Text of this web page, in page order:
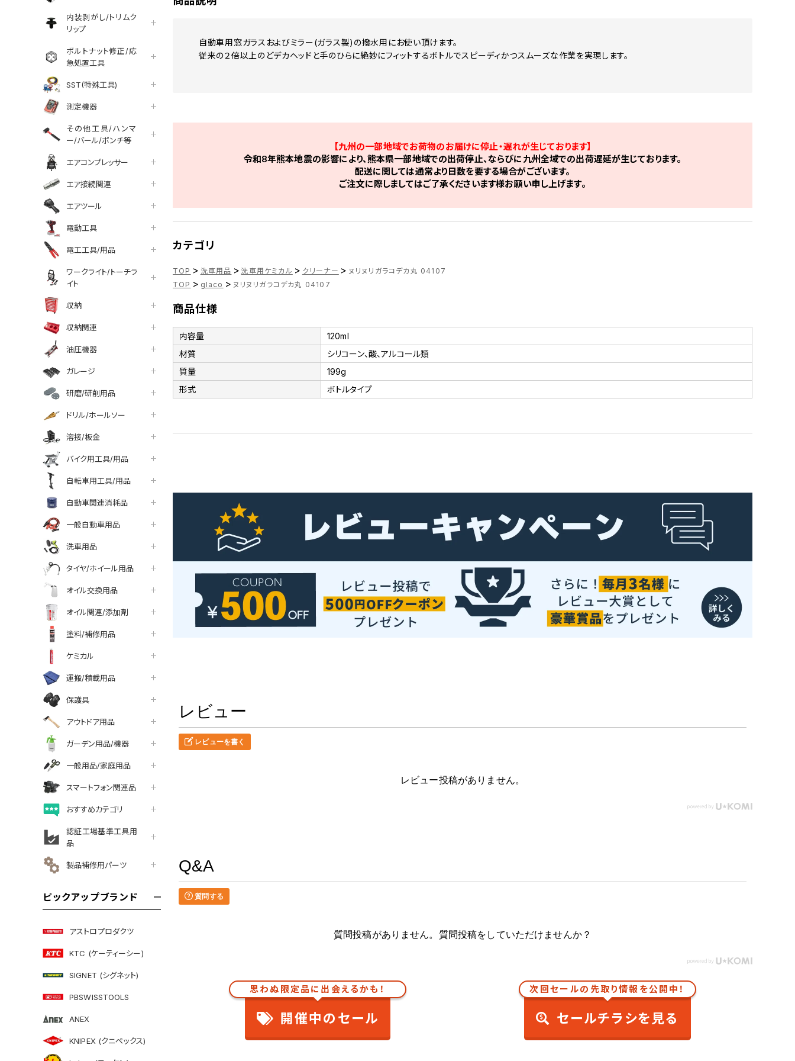
内装剥がし/トリムク
リップ
ボルトナット修正/応
急処置工具
SST(特殊工具)
測定機器
その他工具/ハンマ
ー/バール/ポンチ等
エアコンプレッサー
エア接続関連
エアツール
電動工具
電工工具/用品
ワークライト/トーチラ
イト
収納
収納関連
油圧機器
ガレージ
研磨/研削用品
ドリル/ホールソー
溶接/板金
バイク用工具/用品
自転車用工具/用品
自動車関連消耗品
一般自動車用品
洗車用品
タイヤ/ホイール用品
オイル交換用品
オイル関連/添加剤
塗料/補修用品
ケミカル
運搬/積載用品
保護具
アウトドア用品
ガーデン用品/機器
一般用品/家庭用品
スマートフォン関連品
おすすめカテゴリ
認証工場基準工具用
品
製品補修用パーツ
ピックアップブランド
アストロプロダクツ
KTC (ケーティーシー)
SIGNET (シグネット)
PBSWISSTOOLS
ANEX
KNIPEX (クニペックス)
自動車用窓ガラスおよびミラー(ガラス製)の撥水用にお使い頂けます。
従来の２倍以上のどデカヘッドと手のひらに絶妙にフィットするボトルでスピーディかつスムーズな作業を実現します。
【九州の一部地域でお荷物のお届けに停止・遅れが生じております】
令和8年熊本地震の影響により、熊本県一部地域での出荷停止、ならびに九州全域での出荷遅延が生じております。
配送に関しては通常より日数を要する場合がございます。
ご注文に際しましてはご了承くださいます様お願い申し上げます。
カテゴリ
TOP > 洗車用品 > 洗車用ケミカル > クリーナー > ヌリヌリガラコデカ丸 04107
TOP > glaco > ヌリヌリガラコデカ丸 04107
商品仕様
内容量
120ml
材質
シリコーン、酸、アルコール類
質量
199g
形式
ボトルタイプ
レビュー
レビューを書く
レビュー投稿がありません。
Q&A
質問する
質問投稿がありません。質問投稿をしていただけませんか？
思わぬ限定品に出会えるかも！
開催中のセール
次回セールの先取り情報を公開中！
セールチラシを見る